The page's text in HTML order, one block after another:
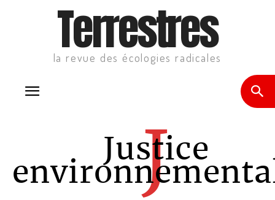
Terrestres
la revue des écologies radicales
Justice
J